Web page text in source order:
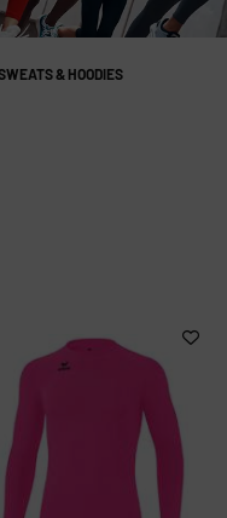
& HOODIES